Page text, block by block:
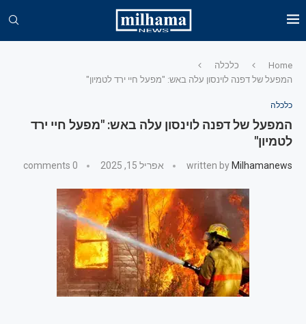
Home
כלכלה
המפעל של דפנה לוינסון עלה באש: "מפעל חיי ירד לטמיון"
כלכלה
המפעל של דפנה לוינסון עלה באש: "מפעל חיי ירד
לטמיון"
written by Milhamanews אפריל 15, 2025 0 comments